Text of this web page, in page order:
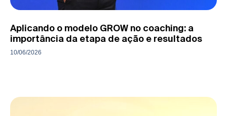
Aplicando o modelo GROW no coaching: a
importância da etapa de ação e resultados
10/06/2026